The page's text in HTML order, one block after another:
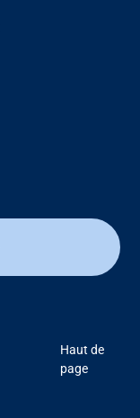
Haut de
page